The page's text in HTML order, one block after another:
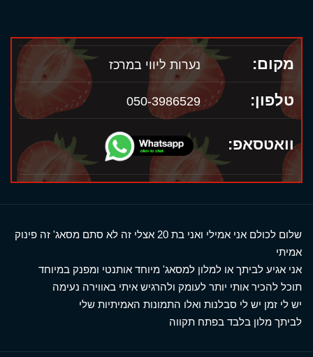
מקום: נערות ליווי במרכז
טלפון: 050-3986529
וואטסאפ:
שלום לכולם אני אמילי ואני בת 20 אצלי זה לא סתם מסאג' זה פינוק
אמיתי
אני אגיע לביתך או למלון למסאג' מיוחד אותנטי ומפנק במיוחד
תוכל להכיר אותי יותר לעומק ולהרגיש איתי באווירה נעימה
יש לי זמן יש לי סבלנות ואלו התמונות האמיתיות שלי
לביתך מלון בלבד בפתח תקווה